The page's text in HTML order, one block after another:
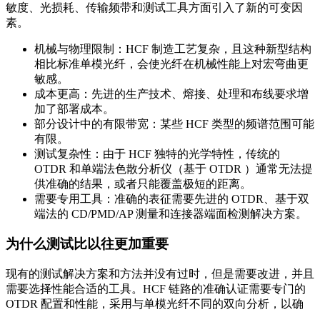
敏度、光损耗、传输频带和测试工具方面引入了新的可变因
素。
机械与物理限制：HCF 制造工艺复杂，且这种新型结构
相比标准单模光纤，会使光纤在机械性能上对宏弯曲更
敏感。
成本更高：先进的生产技术、熔接、处理和布线要求增
加了部署成本。
部分设计中的有限带宽：某些 HCF 类型的频谱范围可能
有限。
测试复杂性：由于 HCF 独特的光学特性，传统的
OTDR 和单端法色散分析仪（基于 OTDR ）通常无法提
供准确的结果，或者只能覆盖极短的距离。
需要专用工具：准确的表征需要先进的 OTDR、基于双
端法的 CD/PMD/AP 测量和连接器端面检测解决方案。
为什么测试比以往更加重要
现有的测试解决方案和方法并没有过时，但是需要改进，并且
需要选择性能合适的工具。HCF 链路的准确认证需要专门的
OTDR 配置和性能，采用与单模光纤不同的双向分析，以确